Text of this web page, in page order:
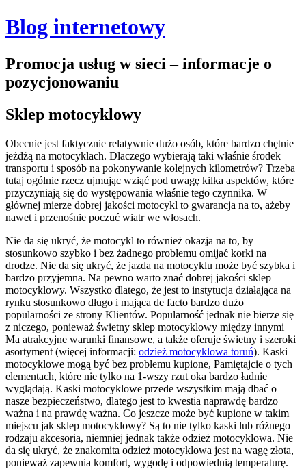
Blog internetowy
Promocja usług w sieci – informacje o
pozycjonowaniu
Sklep motocyklowy
Obecnie jest faktycznie relatywnie dużo osób, które bardzo chętnie
jeżdżą na motocyklach. Dlaczego wybierają taki właśnie środek
transportu i sposób na pokonywanie kolejnych kilometrów? Trzeba
tutaj ogólnie rzecz ujmując wziąć pod uwagę kilka aspektów, które
przyczyniają się do występowania właśnie tego czynnika. W
głównej mierze dobrej jakości motocykl to gwarancja na to, ażeby
nawet i przenośnie poczuć wiatr we włosach.
Nie da się ukryć, że motocykl to również okazja na to, by
stosunkowo szybko i bez żadnego problemu omijać korki na
drodze. Nie da się ukryć, że jazda na motocyklu może być szybka i
bardzo przyjemna. Na pewno warto znać dobrej jakości sklep
motocyklowy. Wszystko dlatego, że jest to instytucja działająca na
rynku stosunkowo długo i mająca de facto bardzo dużo
popularności ze strony Klientów. Popularność jednak nie bierze się
z niczego, ponieważ świetny sklep motocyklowy między innymi
Ma atrakcyjne warunki finansowe, a także oferuje świetny i szeroki
asortyment (więcej informacji: odzież motocyklowa toruń). Kaski
motocyklowe mogą być bez problemu kupione, Pamiętajcie o tych
elementach, które nie tylko na 1-wszy rzut oka bardzo ładnie
wyglądają. Kaski motocyklowe przede wszystkim mają dbać o
nasze bezpieczeństwo, dlatego jest to kwestia naprawdę bardzo
ważna i na prawdę ważna. Co jeszcze może być kupione w takim
miejscu jak sklep motocyklowy? Są to nie tylko kaski lub różnego
rodzaju akcesoria, niemniej jednak także odzież motocyklowa. Nie
da się ukryć, że znakomita odzież motocyklowa jest na wagę złota,
ponieważ zapewnia komfort, wygodę i odpowiednią temperaturę.